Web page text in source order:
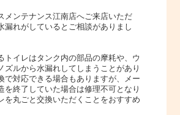
メンテナンス江南店へご来店いただ
漏れがしているとご相談がありまし
トイレはタンク内の部品の摩耗や、ウ
ズルから水漏れしてしまうことがあり
で対応できる場合もありますが、メー
を終了していた場合は修理不可となり
を丸ごと交換いただくことをおすすめ